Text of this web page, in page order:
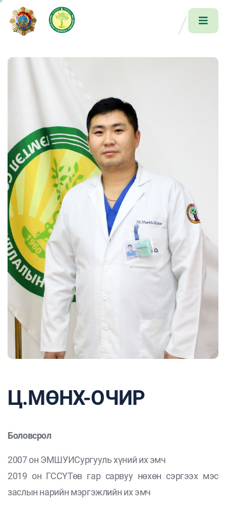
Ц.МӨНХ-ОЧИР
Боловсрол
2007 он ЭМШУИСургууль хүний их эмч
2019 он ГССҮТөв гар сарвуу нөхөн сэргээх мэс
заслын нарийн мэргэжлийн их эмч